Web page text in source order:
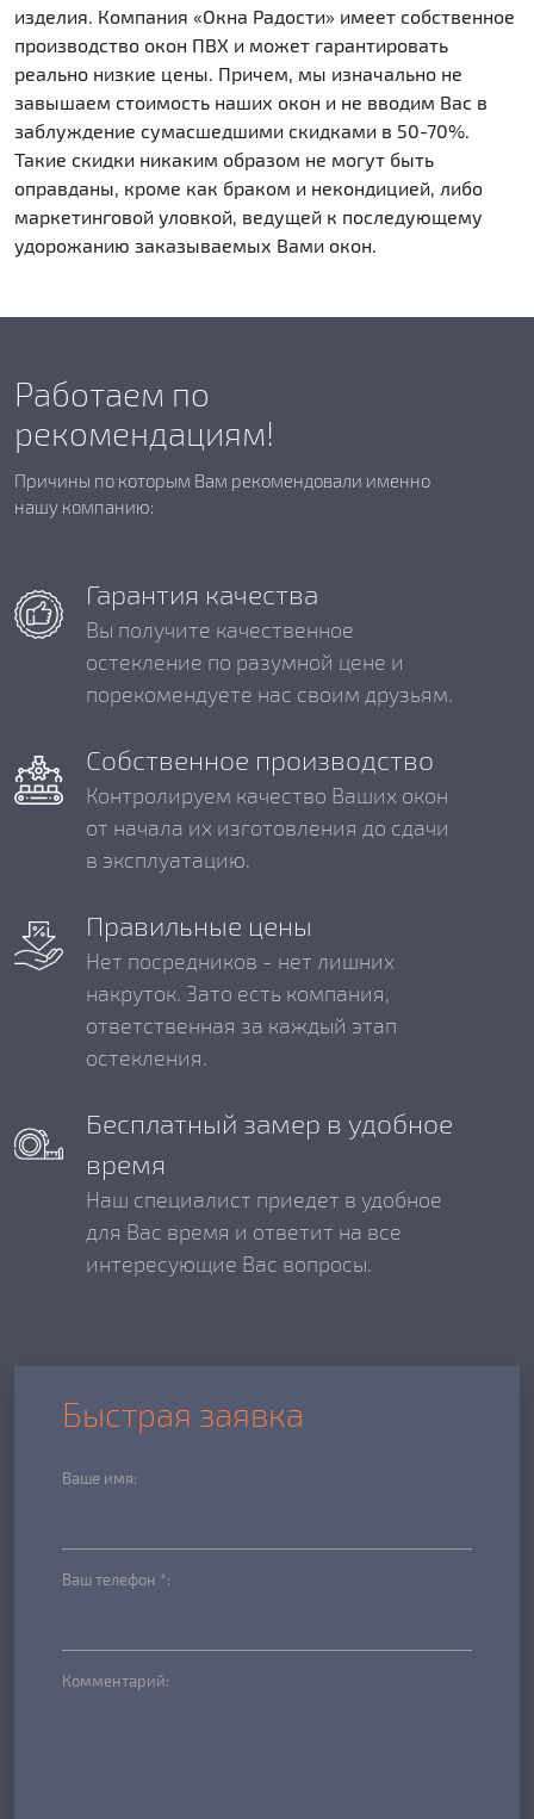
изделия. Компания «Окна Радости» имеет собственное
производство окон ПВХ и может гарантировать
реально низкие цены. Причем, мы изначально не
завышаем стоимость наших окон и не вводим Вас в
заблуждение сумасшедшими скидками в 50-70%.
Такие скидки никаким образом не могут быть
оправданы, кроме как браком и некондицией, либо
маркетинговой уловкой, ведущей к последующему
удорожанию заказываемых Вами окон.
Работаем по
рекомендациям!
Причины по которым Вам рекомендовали именно
нашу компанию:
Гарантия качества
Вы получите качественное
остекление по разумной цене и
порекомендуете нас своим друзьям.
Собственное производство
Контролируем качество Ваших окон
от начала их изготовления до сдачи
в эксплуатацию.
Правильные цены
Нет посредников - нет лишних
накруток. Зато есть компания,
ответственная за каждый этап
остекления.
Бесплатный замер в удобное
время
Наш специалист приедет в удобное
для Вас время и ответит на все
интересующие Вас вопросы.
Быстрая заявка
Ваше имя:
Ваш телефон *:
Комментарий: